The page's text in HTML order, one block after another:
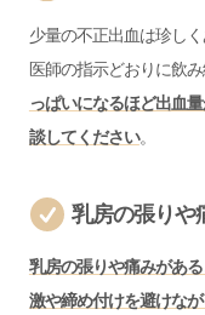
少量の不正出血は珍し
医師の指示どおりに飲
っぱいになるほど出血
談してください。
乳房の張りや
乳房の張りや痛みがあ
激や締め付けを避けな